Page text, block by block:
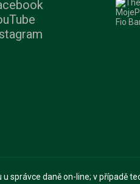
daně on-line; v případě